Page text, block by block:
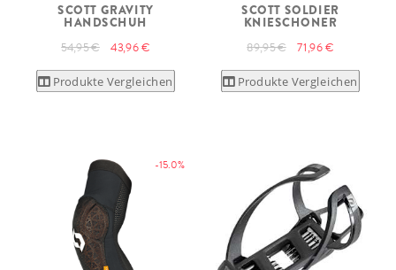
SCOTT GRAVITY
HANDSCHUH
54,95 € 43,96 €
Produkte Vergleichen
SCOTT SOLDIER
KNIESCHONER
89,95 € 71,96 €
Produkte Vergleichen
-15.0%